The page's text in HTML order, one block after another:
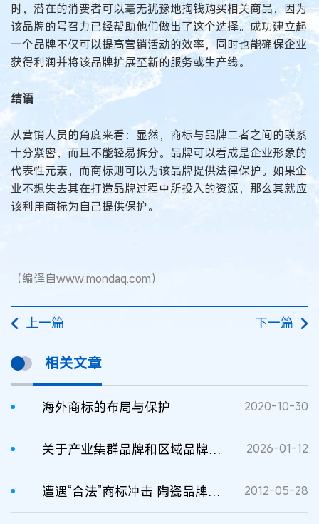
时，潜在的消费者可以毫无犹豫地掏钱购买相关商品，因为
该品牌的号召力已经帮助他们做出了这个选择。成功建立起
一个品牌不仅可以提高营销活动的效率，同时也能确保企业
获得利润并将该品牌扩展至新的服务或生产线。
结语
从营销人员的角度来看：显然，商标与品牌二者之间的联系
十分紧密，而且不能轻易拆分。品牌可以看成是企业形象的
代表性元素，而商标则可以为该品牌提供法律保护。如果企
业不想失去其在打造品牌过程中所投入的资源，那么其就应
该利用商标为自己提供保护。
（编译自www.mondaq.com）
上一篇 下一篇
相关文章
海外商标的布局与保护 2020-10-30
关于产业集群品牌和区域品牌申请注册商标的指引 2026-01-12
遭遇“合法”商标冲击 陶瓷品牌商标的无奈和维权 2012-05-28